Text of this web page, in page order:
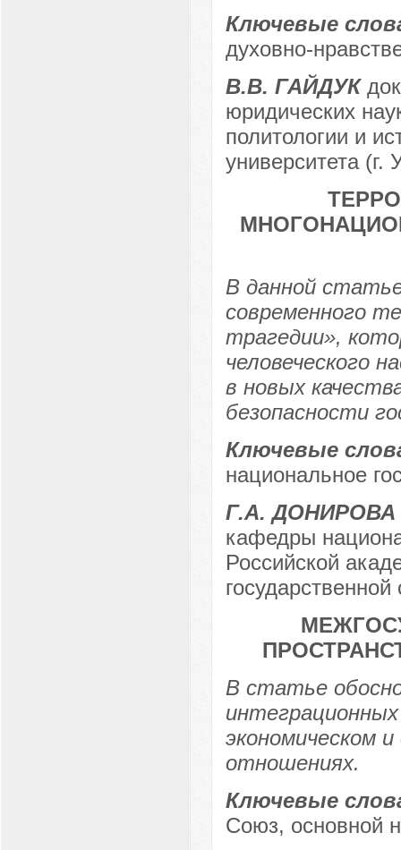
Ключевые
духовно-
В.В. ГАЙДУК
юридических
политологии и
университета (г.
В данной
современного
трагедии»,
человеческого
в новых
безопасности
Ключевые
национальное
Г.А. ДОНИРОВА
кафедры
Российской
В статье
экономическом
отношениях.
Ключевые
Союз, основной